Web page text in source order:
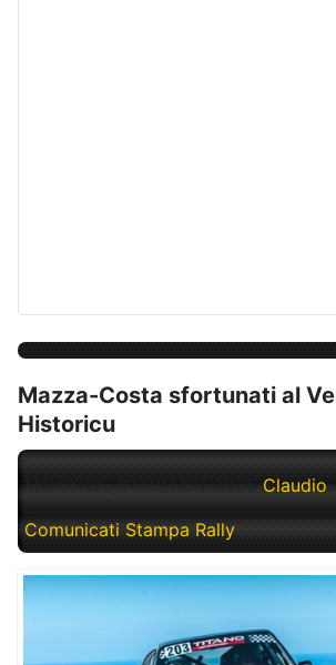
Mazza-Costa sfortunati al
Historicu
Mercoledì, 01 Ottobre 2025 Claudio
Comunicati Stampa Rally